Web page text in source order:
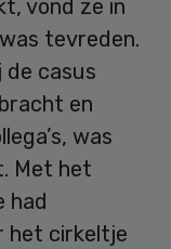
vond ze in
tevreden.
de casus
en
was
Met het
had
het cirkeltje